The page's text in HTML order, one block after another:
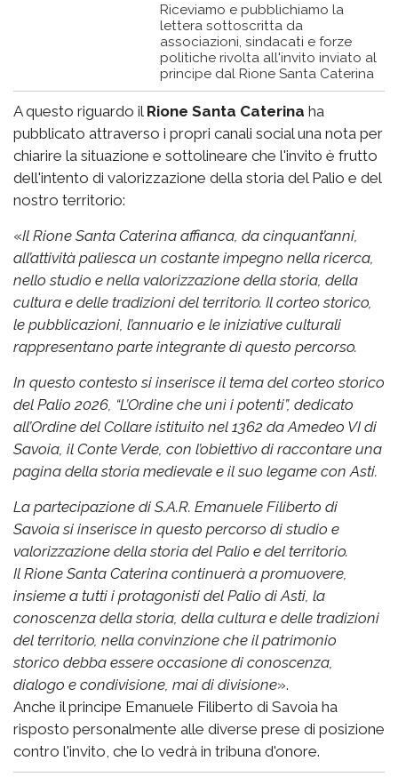
Riceviamo e pubblichiamo la
lettera sottoscritta da
associazioni, sindacati e forze
politiche rivolta all'invito inviato al
principe dal Rione Santa Caterina
A questo riguardo il Rione Santa Caterina ha
pubblicato attraverso i propri canali social una nota per
chiarire la situazione e sottolineare che l'invito è frutto
dell'intento di valorizzazione della storia del Palio e del
nostro territorio:
«Il Rione Santa Caterina affianca, da cinquant’anni,
all’attività paliesca un costante impegno nella ricerca,
nello studio e nella valorizzazione della storia, della
cultura e delle tradizioni del territorio. Il corteo storico,
le pubblicazioni, l’annuario e le iniziative culturali
rappresentano parte integrante di questo percorso.
In questo contesto si inserisce il tema del corteo storico
del Palio 2026, “L’Ordine che unì i potenti”, dedicato
all’Ordine del Collare istituito nel 1362 da Amedeo VI di
Savoia, il Conte Verde, con l’obiettivo di raccontare una
pagina della storia medievale e il suo legame con Asti.
La partecipazione di S.A.R. Emanuele Filiberto di
Savoia si inserisce in questo percorso di studio e
valorizzazione della storia del Palio e del territorio.
Il Rione Santa Caterina continuerà a promuovere,
insieme a tutti i protagonisti del Palio di Asti, la
conoscenza della storia, della cultura e delle tradizioni
del territorio, nella convinzione che il patrimonio
storico debba essere occasione di conoscenza,
dialogo e condivisione, mai di divisione».
Anche il principe Emanuele Filiberto di Savoia ha
risposto personalmente alle diverse prese di posizione
contro l'invito, che lo vedrà in tribuna d'onore.